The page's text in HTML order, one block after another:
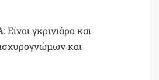
: Είναι γκρινιάρα και
και